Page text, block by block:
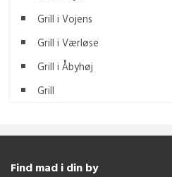
Grill i Vojens
Grill i Værløse
Grill i Åbyhøj
Grill
Find mad i din by